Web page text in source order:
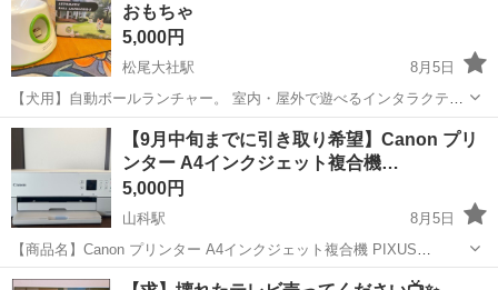
おもちゃ
5,000円
松尾大社駅
8月5日
【犬用】自動ボールランチャー。 室内・屋外で遊べるインタラクティ
ブおもちゃ。 投げる距離は3種類（6m〜10m〜14メートル以上）。
ETPUボール3個とデータケーブル付き。 最大14m以上飛ぶ丈夫な作り
のもので7700円...
京都 京都市 松尾大社駅 その他
【9月中旬までに引き取り希望】Canon プリ
ンター A4インクジェット複合機…
5,000円
山科駅
8月5日
【商品名】Canon プリンター A4インクジェット複合機 PIXUS
TS5330 ホワイト 【購入時期】5年ほど前に購入いたしました。 使用
京都 京都市 山科駅 その他